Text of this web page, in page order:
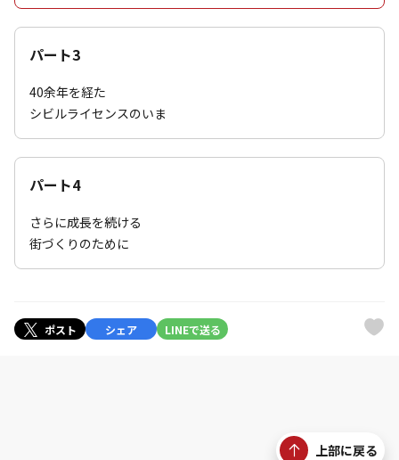
パート3
40余年を経た
シビルライセンスのいま
パート4
さらに成長を続ける
街づくりのために
ポスト シェア LINEで送る
上部に戻る